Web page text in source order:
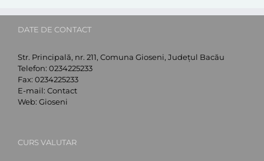
DATE DE CONTACT
Str. Principală, nr. 211, Comuna Gioseni, Județul Bacău
Telefon: 0234225233
Fax: 0234225233
E-mail: Contact
Web: Gioseni
CURS VALUTAR